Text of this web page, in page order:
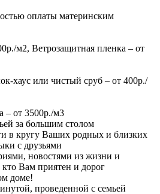
оплаты материнским
м2, Ветрозащитная пленка – от
хаус или чистый сруб – от 400р./
– от 3500р./м3
за большим столом
в кругу Ваших родных и близких
с друзьями
новостями из жизни и
кто Вам приятен и дорог
доме!
проведенной с семьей